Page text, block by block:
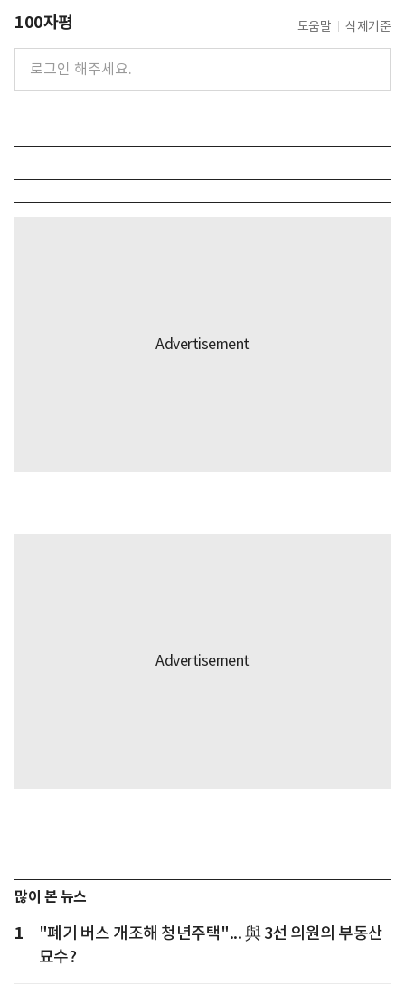
100자평 도움말 삭제기준
많이 본 뉴스
1
"폐기 버스 개조해 청년주택"... 與 3선 의원의 부동산
묘수?